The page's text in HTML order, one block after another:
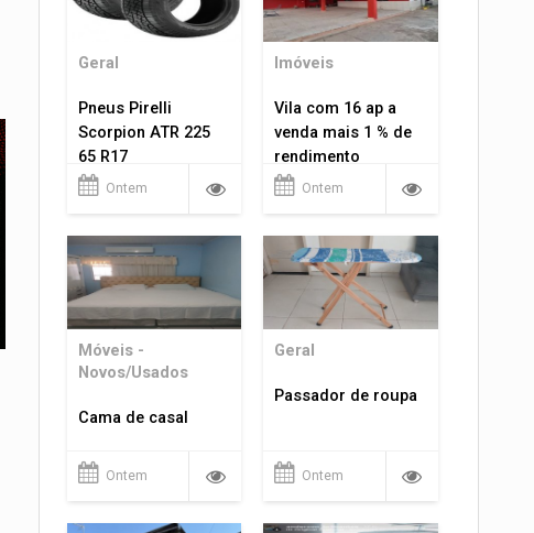
Geral
Pneus Pirelli
Scorpion ATR 225
65 R17
Ontem
Imóveis
Vila com 16 ap a
venda mais 1 % de
rendimento
Ontem
Móveis -
Novos/Usados
Cama de casal
Ontem
Geral
Passador de roupa
Ontem